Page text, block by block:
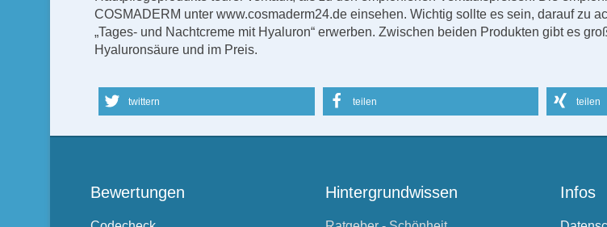
COSMADERM unter www.cosmaderm24.de einsehen. Wichtig sollte es sein, darauf zu
„Tages- und Nachtcreme mit Hyaluron“ erwerben. Zwischen beiden Produkten gibt es
Hyaluronsäure und im Preis.
twittern teilen teilen
Bewertungen Hintergrundwissen Infos